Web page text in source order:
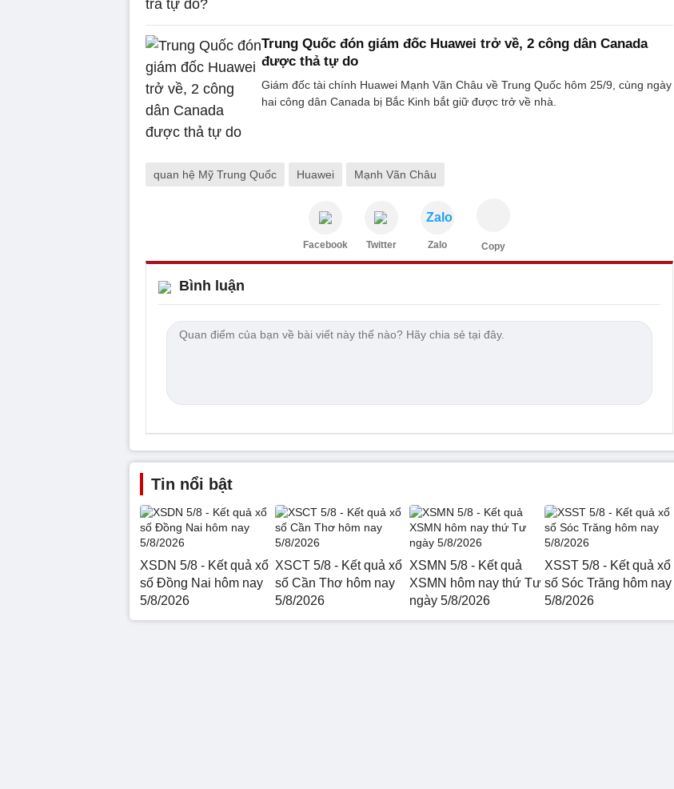
Trung Quốc đón giám đốc Huawei trở về, 2 công dân Canada
được thả tự do
Giám đốc tài chính Huawei Mạnh Vãn Châu về Trung Quốc hôm 25/9, cùng ngày
hai công dân Canada bị Bắc Kinh bắt giữ được trở về nhà.
quan hệ Mỹ Trung Quốc Huawei Mạnh Vãn Châu
Facebook Twitter
Zalo
Zalo Copy
Bình luận
Tin nổi bật
XSDN 5/8 - Kết quả xổ
số Đồng Nai hôm nay
5/8/2026
XSCT 5/8 - Kết quả xổ
số Cần Thơ hôm nay
5/8/2026
XSMN 5/8 - Kết quả
XSMN hôm nay thứ Tư
ngày 5/8/2026
XSST 5/8 - Kết quả xổ
số Sóc Trăng hôm nay
5/8/2026